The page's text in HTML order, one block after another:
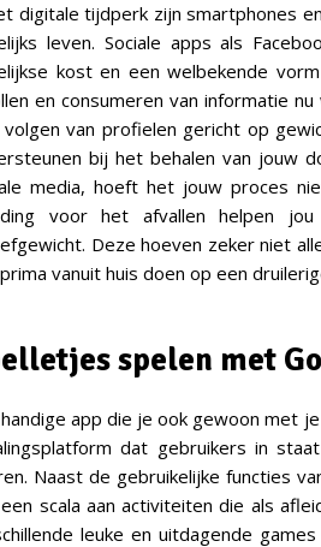
digitale tijdperk zijn smartphones
leven. Sociale apps als
kost en een welbekende
en consumeren van informatie
van profielen gericht op
bij het behalen van jouw
media, hoeft het jouw proces
voor het afvallen helpen
Deze hoeven zeker niet
vanuit huis doen op een
spelen met
handige app die je ook gewoon met
dat gebruikers in
Naast de gebruikelijke functies
scala aan activiteiten die als
leuke en uitdagende